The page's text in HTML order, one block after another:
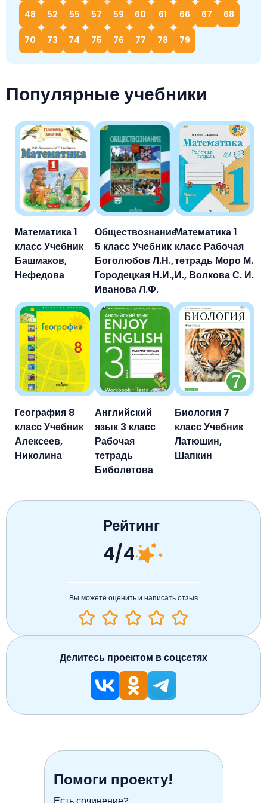
Немецкий язык
География
История
Биология
Технология
История
ОБЖ
48 52 55 57 59 60 61 66 67 68
70 73 74 75 76 77 78 79
Популярные учебники
Математика 1
класс Учебник
Башмаков,
Нефедова
Обществознание
5 класс Учебник
Боголюбов Л.Н.,
Городецкая Н.И.,
Иванова Л.Ф.
Математика 1
класс Рабочая
тетрадь Моро М.
И., Волкова С. И.
География 8
класс Учебник
Алексеев,
Николина
Английский
язык 3 класс
Рабочая
тетрадь
Биболетова
Биология 7
класс Учебник
Латюшин,
Шапкин
Рейтинг
4/4
Вы можете оценить и написать отзыв
Делитесь проектом в соцсетях
Помоги проекту!